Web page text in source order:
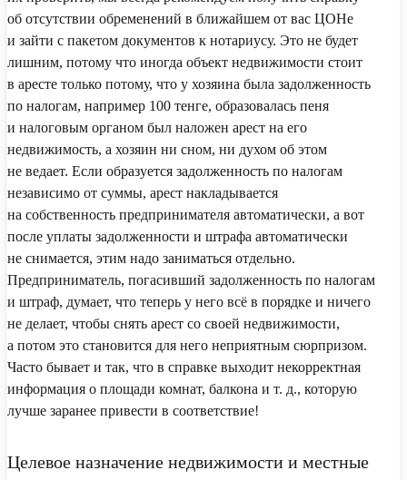
об отсутствии обременений в ближайшем от вас ЦОНе
и зайти с пакетом документов к нотариусу. Это не будет
лишним, потому что иногда объект недвижимости стоит
в аресте только потому, что у хозяина была задолженность
по налогам, например 100 тенге, образовалась пеня
и налоговым органом был наложен арест на его
недвижимость, а хозяин ни сном, ни духом об этом
не ведает. Если образуется задолженность по налогам
независимо от суммы, арест накладывается
на собственность предпринимателя автоматически, а вот
после уплаты задолженности и штрафа автоматически
не снимается, этим надо заниматься отдельно.
Предприниматель, погасивший задолженность по налогам
и штраф, думает, что теперь у него всё в порядке и ничего
не делает, чтобы снять арест со своей недвижимости,
а потом это становится для него неприятным сюрпризом.
Часто бывает и так, что в справке выходит некорректная
информация о площади комнат, балкона и т. д., которую
лучше заранее привести в соответствие!
Целевое назначение недвижимости и местные